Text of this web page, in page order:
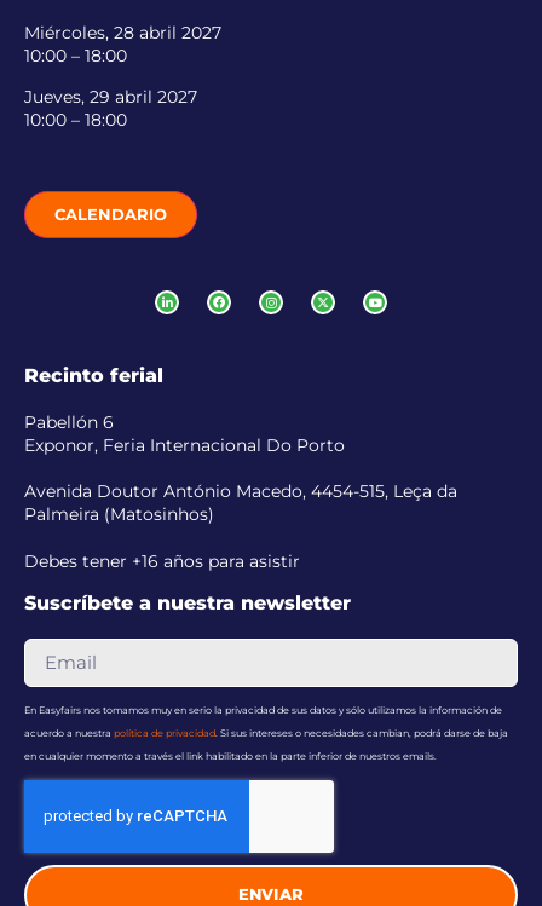
Miércoles, 28 abril 2027
10:00 – 18:00
Jueves, 29 abril 2027
10:00 – 18:00
CALENDARIO
Recinto ferial
Pabellón 6
Exponor, Feria Internacional Do Porto
Avenida Doutor António Macedo, 4454-515, Leça da
Palmeira (Matosinhos)
Debes tener +16 años para asistir
Suscríbete a nuestra newsletter
En Easyfairs nos tomamos muy en serio la privacidad de sus datos y sólo utilizamos la información de
acuerdo a nuestra política de privacidad . Si sus intereses o necesidades cambian, podrá darse de baja
en cualquier momento a través el link habilitado en la parte inferior de nuestros emails.
ENVIAR